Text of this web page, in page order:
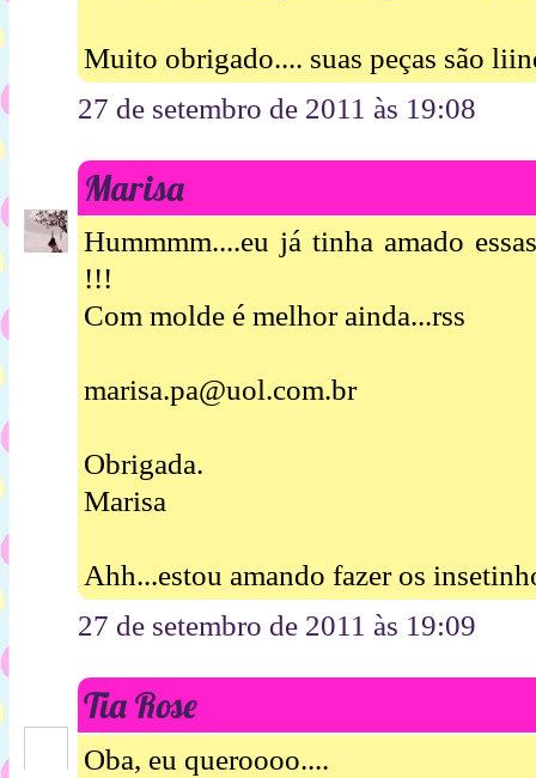
Muito obrigado.... suas peças são
27 de setembro de 2011 às 19:08
Marisa
Hummmm....eu já tinha amado
!!!
Com molde é melhor ainda...rss
marisa.pa@uol.com.br
Obrigada.
Marisa
Ahh...estou amando fazer os
27 de setembro de 2011 às 19:09
Tia Rose
Oba, eu queroooo....